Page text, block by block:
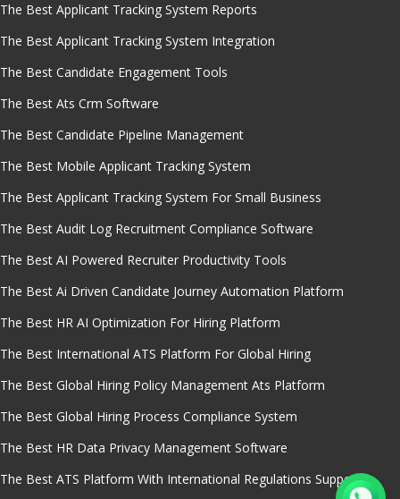
The Best Applicant Tracking System Reports
The Best Applicant Tracking System Integration
The Best Candidate Engagement Tools
The Best Ats Crm Software
The Best Candidate Pipeline Management
The Best Mobile Applicant Tracking System
The Best Applicant Tracking System For Small Business
The Best Audit Log Recruitment Compliance Software
The Best AI Powered Recruiter Productivity Tools
The Best Ai Driven Candidate Journey Automation Platform
The Best HR AI Optimization For Hiring Platform
The Best International ATS Platform For Global Hiring
The Best Global Hiring Policy Management Ats Platform
The Best Global Hiring Process Compliance System
The Best HR Data Privacy Management Software
The Best ATS Platform With International Regulations Support